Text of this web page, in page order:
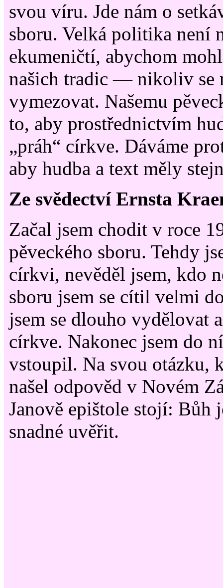
svou víru. Jde nám o
sboru. Velká politika není
ekumeničtí, abychom
našich tradic — nikoliv se
vymezovat. Našemu
to, aby prostřednictvím
„práh“ církve. Dáváme
aby hudba a text měly
Ze svědectví Ernsta
Začal jsem chodit v roce
pěveckého sboru. Tehdy
církvi, nevěděl jsem, kdo
sboru jsem se cítil velmi
jsem se dlouho vydělovat
církve. Nakonec jsem do
vstoupil. Na svou otázku,
našel odpověd v Novém
Janově epištole stojí: Bůh
snadné uvěřit.